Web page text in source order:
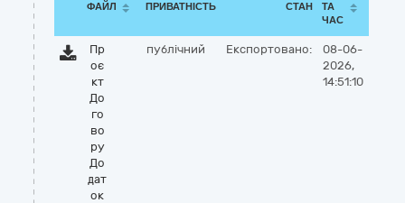
ФАЙЛ ПРИВАТНІСТЬ СТАН
ТА
ЧАС
Пр
оє
кт
До
го
во
ру
До
дат
ок
публічний Експортовано:
08-06-
2026,
14:51:10